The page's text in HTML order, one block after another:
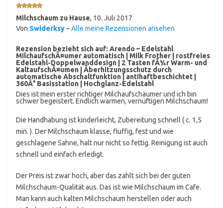
Milchschaum zu Hause, 10. Juli 2017
Von Swiderksy–Alle meine Rezensionen ansehen
Rezension bezieht sich auf: Arendo – Edelstahl
MilchaufschÃ¤umer automatisch | Milk Frother | rostfreies
Edelstahl-Doppelwanddesign | 2 Tasten fÃ¼r Warm- und
KaltaufschÃ¤umen | Ãberhitzungsschutz durch
automatische Abschaltfunktion | antihaftbeschichtet |
360Â° Basisstation | Hochglanz-Edelstahl
Dies ist mein erster richtiger Milchaufschäumer und ich bin
schwer begeistert. Endlich warmen, vernüftigen Milchschaum!
Die Handhabung ist kinderleicht, Zubereitung schnell ( c. 1,5
min. ). Der Milchschaum klasse, fluffig, fest und wie
geschlagene Sahne, halt nur nicht so fettig. Reinigung ist auch
schnell und einfach erledigt.
Der Preis ist zwar hoch, aber das zahlt sich bei der guten
Milchschaum-Qualität aus. Das ist wie Milchschaum im Cafe.
Man kann auch kalten Milchschaum herstellen oder auch